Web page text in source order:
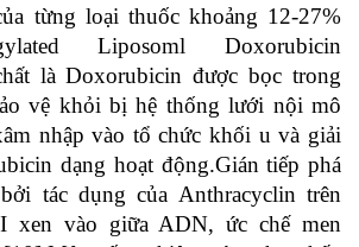
từng loại thuốc khoảng 12-27%
Liposoml Doxorubicin
là Doxorubicin được bọc trong
vệ khỏi bị hệ thống lưới nội mô
nhập vào tổ chức khối u và giải
dạng hoạt động.Gián tiếp phá
tác dụng của Anthracyclin trên
xen vào giữa ADN, ức chế men